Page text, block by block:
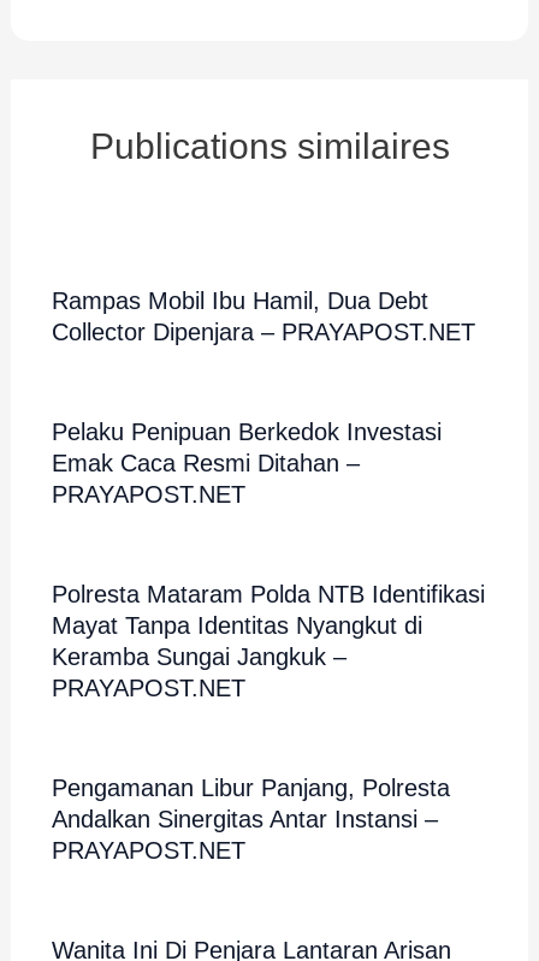
Publications similaires
Rampas Mobil Ibu Hamil, Dua Debt
Collector Dipenjara – PRAYAPOST.NET
Pelaku Penipuan Berkedok Investasi
Emak Caca Resmi Ditahan –
PRAYAPOST.NET
Polresta Mataram Polda NTB Identifikasi
Mayat Tanpa Identitas Nyangkut di
Keramba Sungai Jangkuk –
PRAYAPOST.NET
Pengamanan Libur Panjang, Polresta
Andalkan Sinergitas Antar Instansi –
PRAYAPOST.NET
Wanita Ini Di Penjara Lantaran Arisan